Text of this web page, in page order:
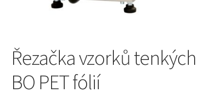
Řezačka vzorků tenkých
BO PET fólií